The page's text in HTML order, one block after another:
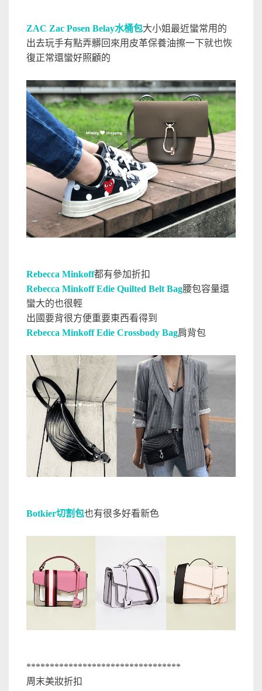
ZAC Zac Posen Belay水桶包大小姐最近蠻常用的
出去玩手有點弄髒回來用皮革保養油擦一下就也恢
復正常還蠻好照顧的
Rebecca Minkoff都有參加折扣
Rebecca Minkoff Edie Quilted Belt Bag腰包容量還
蠻大的也很輕
出國要背很方便重要東西看得到
Rebecca Minkoff Edie Crossbody Bag肩背包
Botkier切割包也有很多好看新色
*********************************
周末美妝折扣